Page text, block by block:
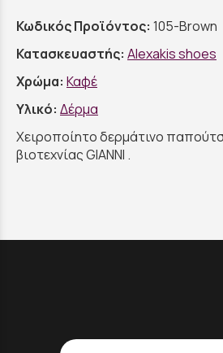
Κωδικός Προϊόντος: 105-Brown
Κατασκευαστής: Alexakis shoes
Χρώμα: Καφέ
Υλικό: Δέρμα
Χειροποίητο δερμάτινο
βιοτεχνίας GIANNI .